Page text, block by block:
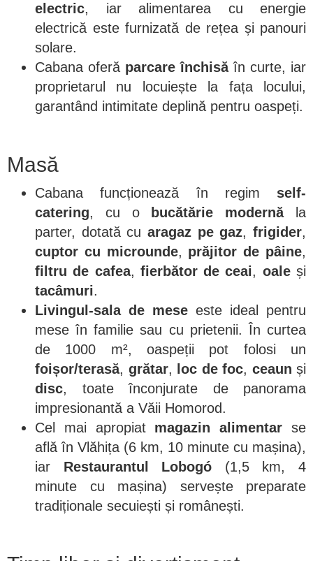
electric, iar alimentarea cu energie
electrică este furnizată de rețea și panouri
solare.
Cabana oferă parcare închisăîn curte, iar
proprietarul nu locuiește la fața locului,
garantând intimitate deplină pentru oaspeți.
Masă
Cabana funcționează în regim self-
catering, cu o bucătărie modernăla
parter, dotată cu aragaz pe gaz,frigider,
cuptor cu microunde, prăjitor de pâine,
filtru de cafea, fierbător de ceai, oaleși
tacâmuri.
Livingul-sala de mese este ideal pentru
mese în familie sau cu prietenii. În curtea
de 1000 m², oaspeții pot folosi un
foișor/terasă, grătar, loc de foc, ceaun și
disc, toate înconjurate de panorama
impresionantă a Văii Homorod.
Cel mai apropiat magazin alimentar se
află în Vlăhița (6 km, 10 minute cu mașina),
iar Restaurantul Lobogó (1,5 km, 4
minute cu mașina) servește preparate
tradiționale secuiești și românești.